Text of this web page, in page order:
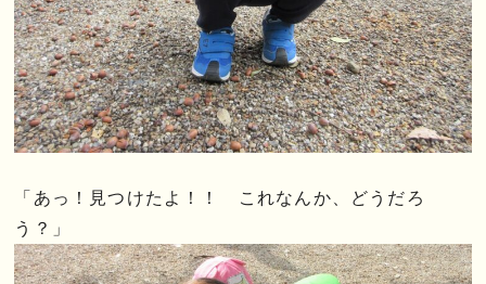
「あっ！見つけたよ！！ これなんか、どうだろ
う？」